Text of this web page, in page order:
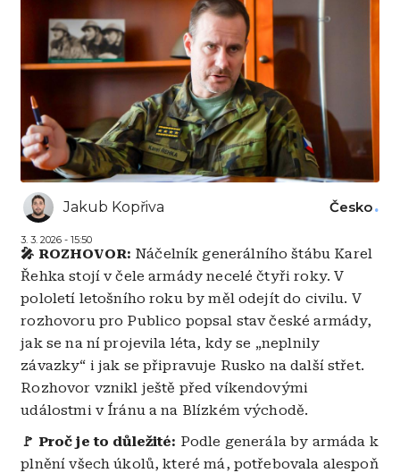
Jakub Kopřiva
3. 3. 2026 - 15:50
Česko
🎤 ROZHOVOR: Náčelník generálního štábu Karel
Řehka stojí v čele armády necelé čtyři roky. V
pololetí letošního roku by měl odejít do civilu. V
rozhovoru pro Publico popsal stav české armády,
jak se na ní projevila léta, kdy se „neplnily
závazky“ i jak se připravuje Rusko na další střet.
Rozhovor vznikl ještě před víkendovými
událostmi v Íránu a na Blízkém východě.
🚩 Proč je to důležité: Podle generála by armáda k
plnění všech úkolů, které má, potřebovala alespoň